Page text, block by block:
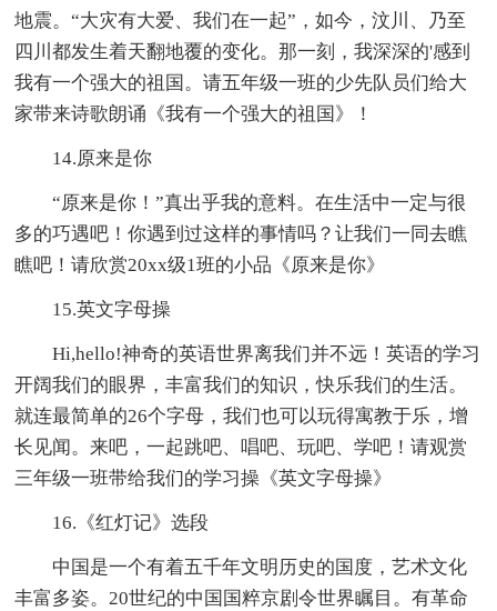
地震。“大灾有大爱、我们在一起”，如今，汶川、乃至
四川都发生着天翻地覆的变化。那一刻，我深深的'感到
我有一个强大的祖国。请五年级一班的少先队员们给大
家带来诗歌朗诵《我有一个强大的祖国》！
14.原来是你
“原来是你！”真出乎我的意料。在生活中一定与很
多的巧遇吧！你遇到过这样的事情吗？让我们一同去瞧
瞧吧！请欣赏20xx级1班的小品《原来是你》
15.英文字母操
Hi,hello!神奇的英语世界离我们并不远！英语的学习
开阔我们的眼界，丰富我们的知识，快乐我们的生活。
就连最简单的26个字母，我们也可以玩得寓教于乐，增
长见闻。来吧，一起跳吧、唱吧、玩吧、学吧！请观赏
三年级一班带给我们的学习操《英文字母操》
16.《红灯记》选段
中国是一个有着五千年文明历史的国度，艺术文化
丰富多姿。20世纪的中国国粹京剧令世界瞩目。有革命